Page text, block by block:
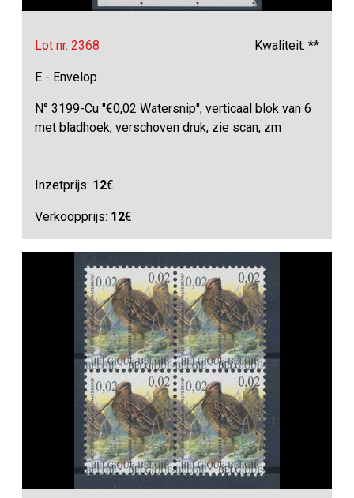
Lot nr. 2368 Kwaliteit: **
E - Envelop
N° 3199-Cu "€0,02 Watersnip", verticaal blok van 6
met bladhoek, verschoven druk, zie scan, zm
Inzetprijs: 12€
Verkoopprijs: 12€